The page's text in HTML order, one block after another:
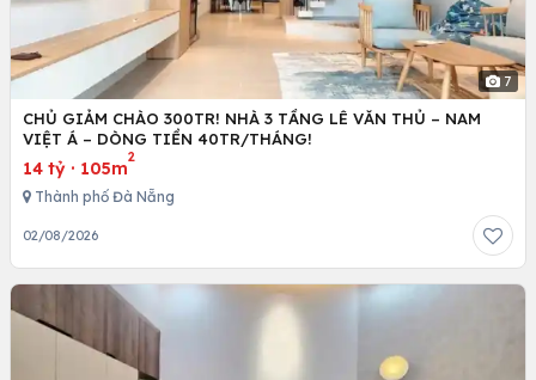
7
CHỦ GIẢM CHÀO 300TR! NHÀ 3 TẦNG LÊ VĂN THỦ – NAM
VIỆT Á – DÒNG TIỀN 40TR/THÁNG!
14 tỷ · 105m
2
Thành phố Đà Nẵng
02/08/2026